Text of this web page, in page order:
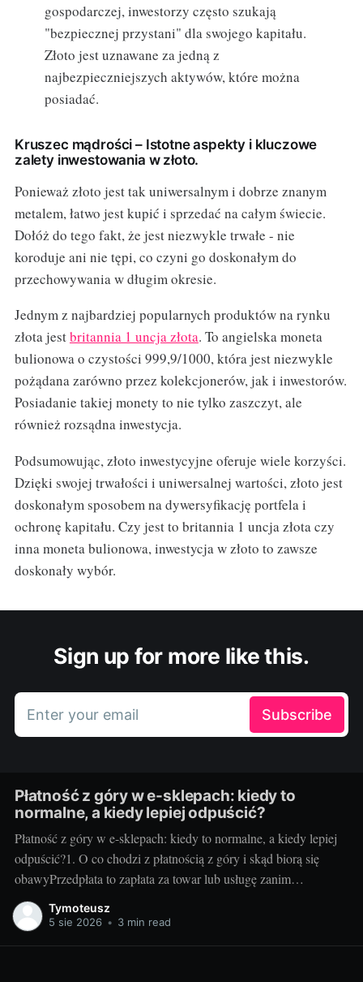
gospodarczej, inwestorzy często szukają
"bezpiecznej przystani" dla swojego kapitału.
Złoto jest uznawane za jedną z
najbezpieczniejszych aktywów, które można
posiadać.
Kruszec mądrości – Istotne aspekty i kluczowe
zalety inwestowania w złoto.
Ponieważ złoto jest tak uniwersalnym i dobrze znanym
metalem, łatwo jest kupić i sprzedać na całym świecie.
Dołóż do tego fakt, że jest niezwykle trwałe - nie
koroduje ani nie tępi, co czyni go doskonałym do
przechowywania w długim okresie.
Jednym z najbardziej popularnych produktów na rynku
złota jestbritannia 1 uncja złota. To angielska moneta
bulionowa o czystości 999,9/1000, która jest niezwykle
pożądana zarówno przez kolekcjonerów, jak i inwestorów.
Posiadanie takiej monety to nie tylko zaszczyt, ale
również rozsądna inwestycja.
Podsumowując, złoto inwestycyjne oferuje wiele korzyści.
Dzięki swojej trwałości i uniwersalnej wartości, złoto jest
doskonałym sposobem na dywersyfikację portfela i
ochronę kapitału. Czy jest to britannia 1 uncja złota czy
inna moneta bulionowa, inwestycja w złoto to zawsze
doskonały wybór.
Sign up for more like this.
Enter your email Subscribe
Płatność z góry w e-sklepach: kiedy to
normalne, a kiedy lepiej odpuścić?
Płatność z góry w e-sklepach: kiedy to normalne, a kiedy lepiej
odpuścić?1. O co chodzi z płatnością z góry i skąd biorą się
obawyPrzedpłata to zapłata za towar lub usługę zanim
sprzedawca je wyśle albo wykona. Sklepy proszą o nią z kilku
powodów: poprawia to płynność finansową, pozwala
Tymoteusz
5 sie 2026 • 3 min read